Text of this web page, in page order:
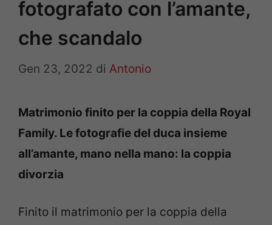
fotografato con l’amante,
che scandalo
Gen 23, 2022 di Antonio
Matrimonio finito per la coppia della Royal
Family. Le fotografie del duca insieme
all’amante, mano nella mano: la coppia
divorzia
Finito il matrimonio per la coppia della